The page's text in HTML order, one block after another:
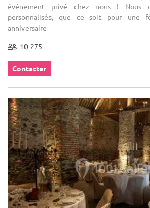
événement privé chez nous ! Nous
personnalisés, que ce soit pour une
anniversaire
10-275
Contacter